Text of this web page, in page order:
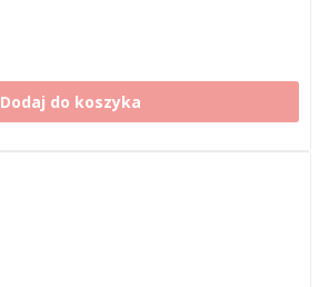
Dodaj do koszyka